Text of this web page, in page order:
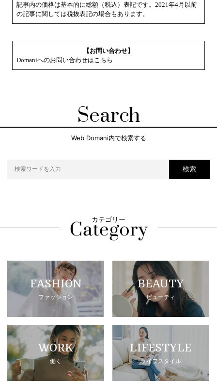
記事内の価格は基本的に総額（税込）表記です。2021年4月以前
の記事に関しては税抜表記の場合もあります。
【お問い合わせ】
Domaniへのお問い合わせはこちら
Search
Web Domani内で検索する
検索
カテゴリー
FASHION
ファッション
BEAUTY
ビューティ
WORK
働く
LIFESTYLE
ライフスタイル